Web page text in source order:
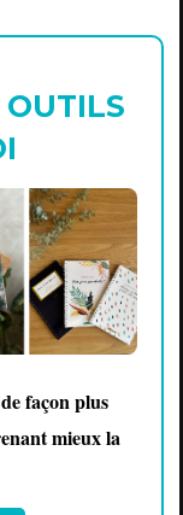
OUTILS
façon plus
mieux la